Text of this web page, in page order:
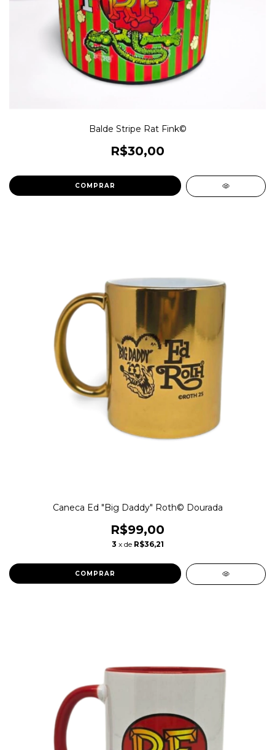
Balde Stripe Rat Fink©
R$30,00
Caneca Ed "Big Daddy" Roth© Dourada
R$99,00
3 x de R$36,21